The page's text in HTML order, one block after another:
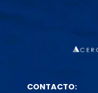
CONTACTO: